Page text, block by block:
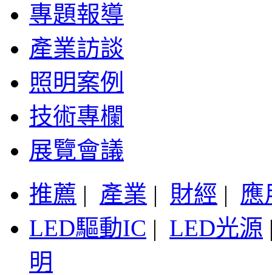
專題報導
產業訪談
照明案例
技術專欄
展覽會議
推薦 | 產業 | 財經 | 應
LED驅動IC | LED光源
明